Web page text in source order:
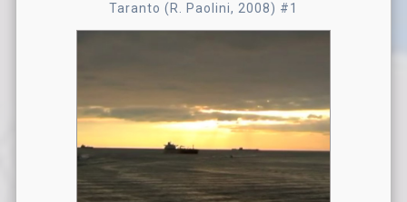
Taranto (R. Paolini, 2008) #1